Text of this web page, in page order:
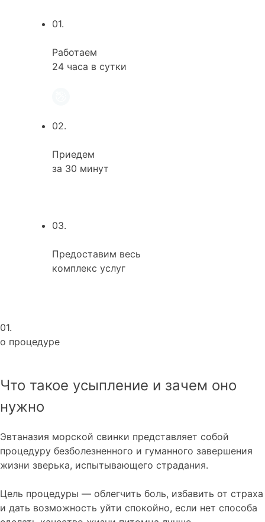
01.
Работаем
24 часа в сутки
02.
Приедем
за 30 минут
03.
Предоставим весь
комплекс услуг
01.
о процедуре
Что такое усыпление и зачем оно
нужно
Эвтаназия морской свинки представляет собой
процедуру безболезненного и гуманного завершения
жизни зверька, испытывающего страдания.
Цель процедуры — облегчить боль, избавить от страха
и дать возможность уйти спокойно, если нет способа